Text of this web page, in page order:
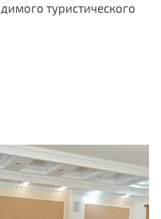
туристического